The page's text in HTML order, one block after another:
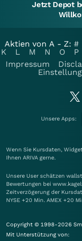
Jetzt Depot
Aktien von A - Z: #
K
L M N O P
Impressum
Unsere Apps:
Wenn Sie Kursdaten,
Ihnen ARIVA gerne.
Unsere User schätzen
Bewertungen bei
Zeitverzögerung der
NYSE +20 Min. AMEX +20
Copyright © 1998-2026
Mit Unterstützung von: